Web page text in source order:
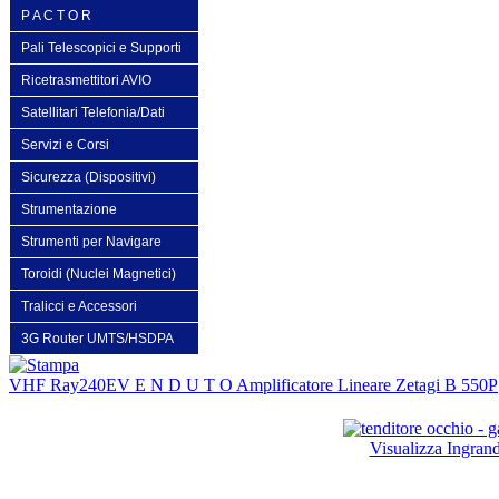
P A C T O R
Pali Telescopici e Supporti
Ricetrasmettitori AVIO
Satellitari Telefonia/Dati
Servizi e Corsi
Sicurezza (Dispositivi)
Strumentazione
Strumenti per Navigare
Toroidi (Nuclei Magnetici)
Tralicci e Accessori
3G Router UMTS/HSDPA
VHF Ray240EV E N D U T O Amplificatore Lineare Zetagi B 550P
Visualizza